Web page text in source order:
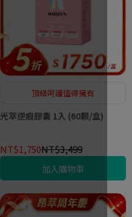
頂級呵護值得擁有
光萃逆痕膠囊 1入 (60顆/盒)
NT$1,750NT$3,499
加入購物車